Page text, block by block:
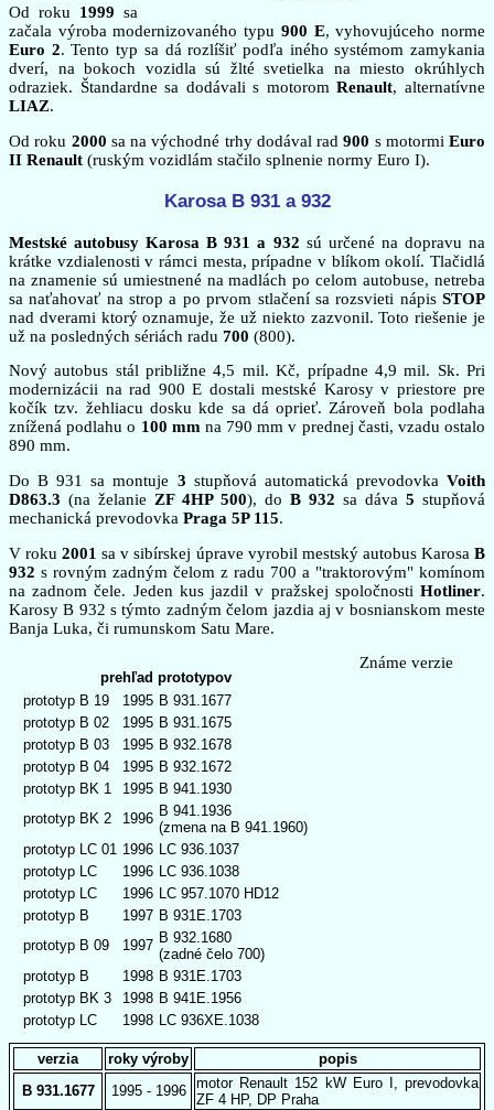
Od roku 1999 sa
začala výroba modernizovaného typu 900 E, vyhovujúceho norme
Euro 2. Tento typ sa dá rozlíšiť podľa iného systémom zamykania
dverí, na bokoch vozidla sú žlté svetielka na miesto okrúhlych
odraziek. Štandardne sa dodávali s motoromRenault, alternatívne
LIAZ.
Od roku 2000 sa na východné trhy dodával rad900 s motormi Euro
II Renault (ruským vozidlám stačilo splnenie normy Euro I).
Karosa B 931 a 932
Mestské autobusy Karosa B 931 a 932 sú určené na dopravu na
krátke vzdialenosti v rámci mesta, prípadne v blíkom okolí. Tlačidlá
na znamenie sú umiestnené na madlách po celom autobuse, netreba
sa naťahovať na strop a po prvom stlačení sa rozsvieti nápis STOP
nad dverami ktorý oznamuje, že už niekto zazvonil. Toto riešenie je
už na posledných sériách radu 700 (800).
Nový autobus stál približne 4,5 mil. Kč, prípadne 4,9 mil. Sk. Pri
modernizácii na rad 900 E dostali mestské Karosy v priestore pre
kočík tzv. žehliacu dosku kde sa dá oprieť. Zároveň bola podlaha
znížená podlahu o 100 mmna 790 mm v prednej časti, vzadu ostalo
890 mm.
Do B 931 sa montuje 3 stupňová automatická prevodovkaVoith
D863.3 (na želanie ZF 4HP 500), do B 932 sa dáva 5 stupňová
mechanická prevodovka Praga 5P 115.
V roku2001 sa v sibírskej úprave vyrobil mestský autobus KarosaB
932 s rovným zadným čelom z radu 700 a "traktorovým" komínom
na zadnom čele. Jeden kus jazdil v pražskej spoločnosti Hotliner.
Karosy B 932 s týmto zadným čelom jazdia aj v bosnianskom meste
Banja Luka, či rumunskom Satu Mare.
prehľad prototypov
prototyp B 19
1995 B 931.1677
prototyp B 02
1995 B 931.1675
prototyp B 03
1995 B 932.1678
prototyp B 04
1995 B 932.1672
prototyp BK 1
1995 B 941.1930
prototyp BK 2
1996 B 941.1936
(zmena na B 941.1960)
prototyp LC 01 1996 LC 936.1037
prototyp LC
1996 LC 936.1038
prototyp LC
1996 LC 957.1070 HD12
prototyp B
1997 B 931E.1703
prototyp B 09
1997 B 932.1680
(zadné čelo 700)
prototyp B
1998 B 931E.1703
prototyp BK 3
1998 B 941E.1956
prototyp LC
1998 LC 936XE.1038
Známe verzie
verzia roky výroby
popis
B 931.1677
1995 - 1996
motor Renault 152 kW Euro I, prevodovka
ZF 4 HP, DP Praha